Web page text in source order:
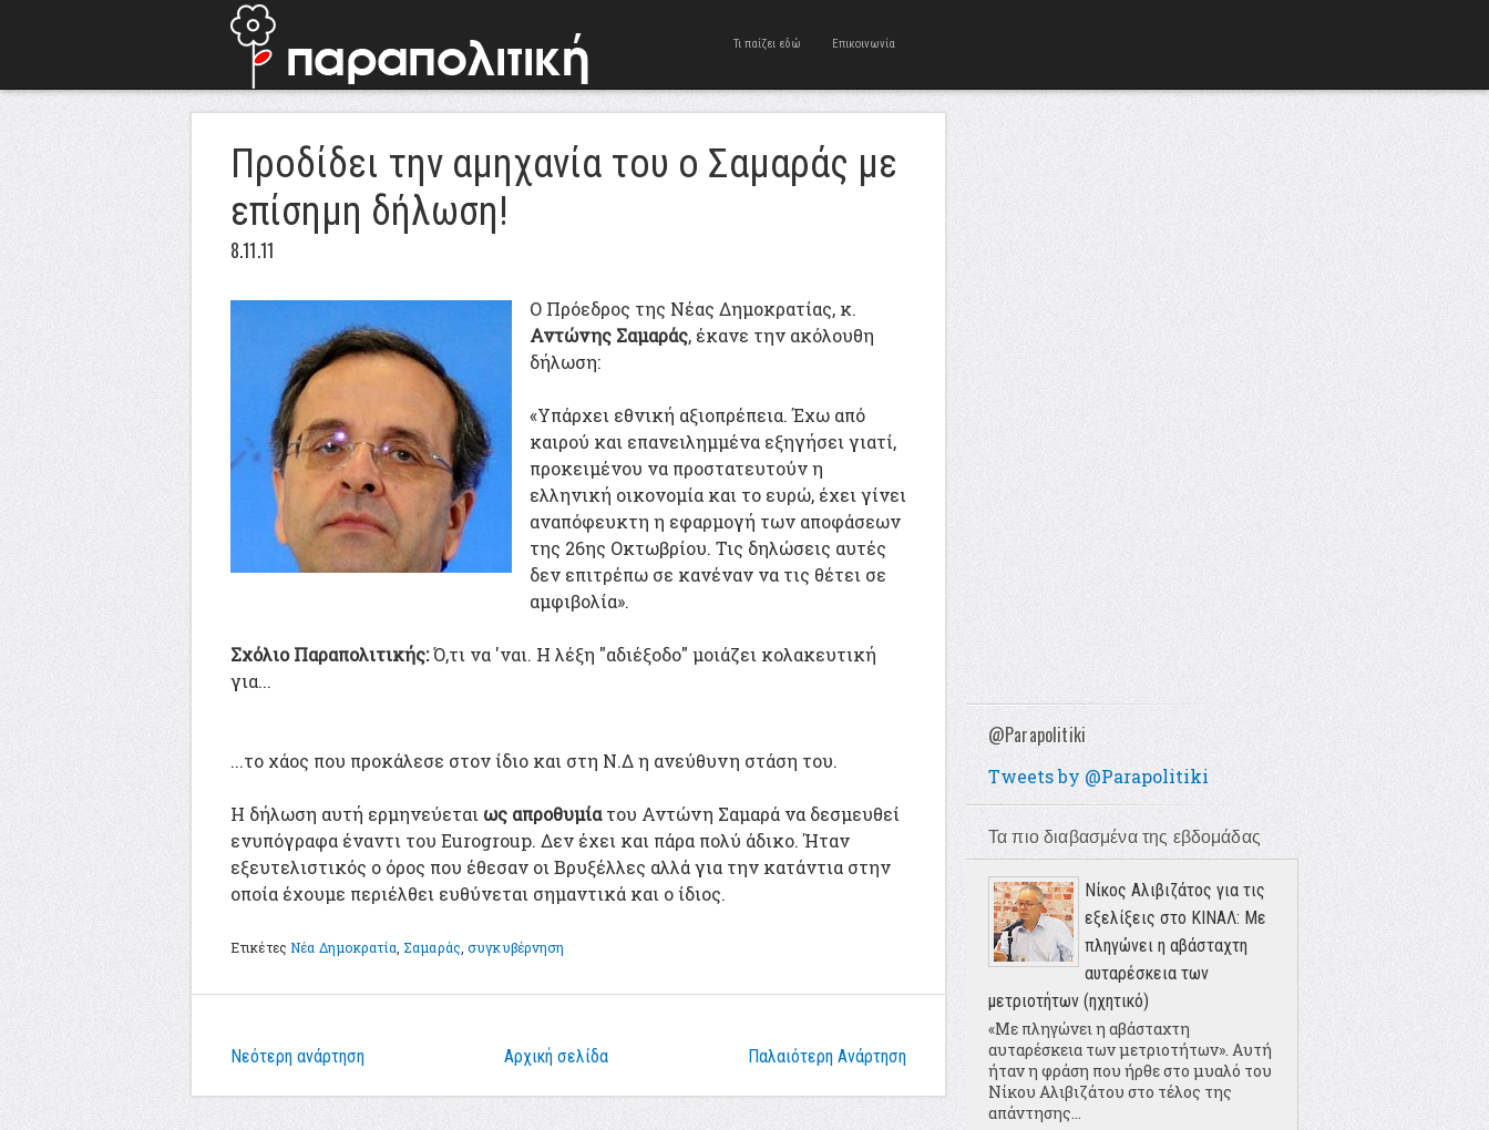
Τι παίζει εδώ Επικοινωνία
Προδίδει την αμηχανία του ο Σαμαράς με
επίσημη δήλωση!
8.11.11
Ο Πρόεδρος της Νέας Δημοκρατίας, κ.
Αντώνης Σαμαράς, έκανε την ακόλουθη
δήλωση:
«Υπάρχει εθνική αξιοπρέπεια. Έχω από
καιρού και επανειλημμένα εξηγήσει γιατί,
προκειμένου να προστατευτούν η
ελληνική οικονομία και το ευρώ, έχει γίνει
αναπόφευκτη η εφαρμογή των αποφάσεων
της 26ης Οκτωβρίου. Τις δηλώσεις αυτές
δεν επιτρέπω σε κανέναν να τις θέτει σε
αμφιβολία».
Σχόλιο Παραπολιτικής:Ό,τι να 'ναι. Η λέξη "αδιέξοδο" μοιάζει κολακευτική
για...
...το χάος που προκάλεσε στον ίδιο και στη Ν.Δ η ανεύθυνη στάση του.
Η δήλωση αυτή ερμηνεύεται ως απροθυμίατου Αντώνη Σαμαρά να δεσμευθεί
ενυπόγραφα έναντι του Eurogroup. Δεν έχει και πάρα πολύ άδικο. Ήταν
εξευτελιστικός ο όρος που έθεσαν οι Βρυξέλλες αλλά για την κατάντια στην
οποία έχουμε περιέλθει ευθύνεται σημαντικά και ο ίδιος.
ΕτικέτεςΝέα Δημοκρατία Σαμαράς ,συγκυβέρνηση
Νεότερη ανάρτηση Παλαιότερη Ανάρτηση
Αρχική σελίδα
@Parapolitiki
Tweets by @Parapolitiki
Τα πιο διαβασμένα της εβδομάδας
Νίκος Αλιβιζάτος για τις
εξελίξεις στο ΚΙΝΑΛ: Με
πληγώνει η αβάσταχτη
αυταρέσκεια των
μετριοτήτων (ηχητικό)
«Με πληγώνει η αβάσταχτη
αυταρέσκεια των μετριοτήτων». Αυτή
ήταν η φράση που ήρθε στο μυαλό του
Νίκου Αλιβιζάτου στο τέλος της
απάντησης...